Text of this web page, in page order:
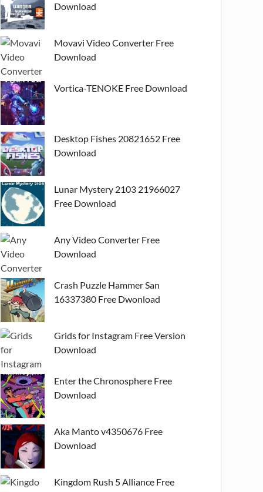
Download
Movavi Video Converter Free
Download
Vortica-TENOKE Free Download
Desktop Fishes 20821652 Free
Download
Lunar Mystery 2103 21966027
Free Download
Any Video Converter Free
Download
Crash Puzzle Hammer San
16337380 Free Dwonload
Grids for Instagram Free Version
Download
Enter the Chronosphere Free
Download
Aka Manto v4350676 Free
Download
Kingdom Rush 5 Alliance Free